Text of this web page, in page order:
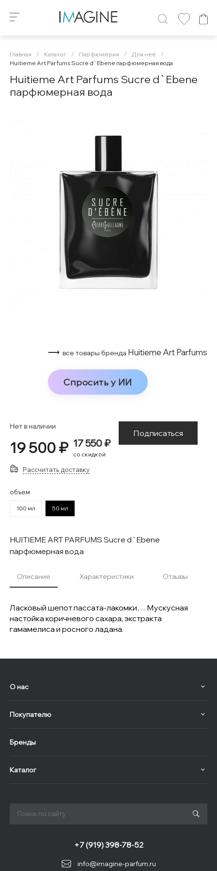
Главная / Каталог / Парфюмерия / Для неё
/
Huitieme Art Parfums Sucre d`Ebene парфюмерная вода
Huitieme Art Parfums Sucre d`Ebene
парфюмерная вода
⟶ все товары бренда Huitieme Art Parfums
Спросить у ИИ
Нет в наличии
19 500 ₽ 17 550 ₽
со скидкой
Подписаться
Рассчитать доставку
объем
100 мл 50 мл
HUITIEME ART PARFUMS Sucre d`Ebene
парфюмерная вода
Описание Характеристики Отзывы
Ласковый шепот пассата-лакомки… Мускусная
настойка коричневого сахара, экстракта
гамамелиса и росного ладана.
О нас
Покупателю
Бренды
Каталог
info@imagine-parfum.ru
+7 (919) 398-78-52